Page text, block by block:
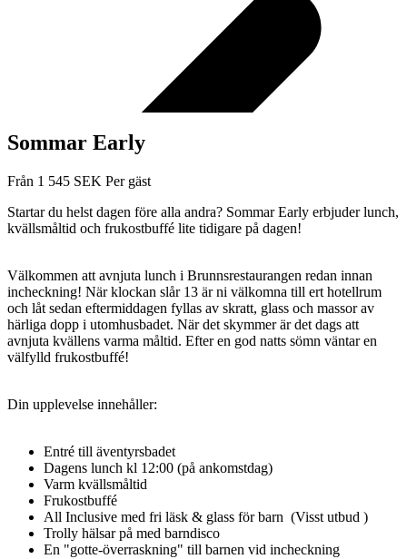
Sommar Early
Från 1 545 SEK Per gäst
Startar du helst dagen före alla andra? Sommar Early erbjuder lunch,
kvällsmåltid och frukostbuffé lite tidigare på dagen!
Välkommen att avnjuta lunch i Brunnsrestaurangen redan innan
incheckning! När klockan slår 13 är ni välkomna till ert hotellrum
och låt sedan eftermiddagen fyllas av skratt, glass och massor av
härliga dopp i utomhusbadet. När det skymmer är det dags att
avnjuta kvällens varma måltid. Efter en god natts sömn väntar en
välfylld frukostbuffé!
Din upplevelse innehåller:
Entré till äventyrsbadet
Dagens lunch kl 12:00 (på ankomstdag)
Varm kvällsmåltid
Frukostbuffé
All Inclusive med fri läsk & glass för barn (Visst utbud )
Trolly hälsar på med barndisco
En "gotte-överraskning" till barnen vid incheckning